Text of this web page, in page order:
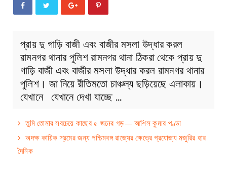
প্রায় দু গাড়ি বাজী এবং বাজীর মসলা উদ্ধার করল
রামনগর থানার পুলিশ রামনগর থানা ঠিকরা থেকে প্রায় দু
গাড়ি বাজী এবং বাজীর মসলা উদ্ধার করল রামনগর থানার
পুলিশ। জা নিয়ে রীতিমতো চাঞ্চল্য ছড়িয়েছে এলাকায়।
যেখানে যেখানে দেখা যাচ্ছে …
তুমি তোমার সবচেয়ে কাছের ৫ জনের গড়— আশিস কুমার পণ্ডা
অদক্ষ কায়িক শ্রমের জন্য পশ্চিমবঙ্গ রাজ্যের ক্ষেত্রে প্রযোজ্য মজুরির হার
দৈনিক